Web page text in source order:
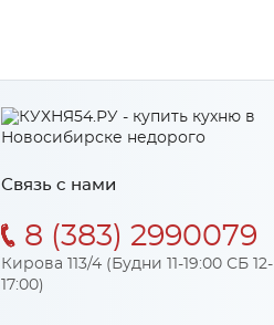
Связь с нами
8 (383) 2990079
Кирова 113/4 (Будни 11-19:00 СБ 12-
17:00)